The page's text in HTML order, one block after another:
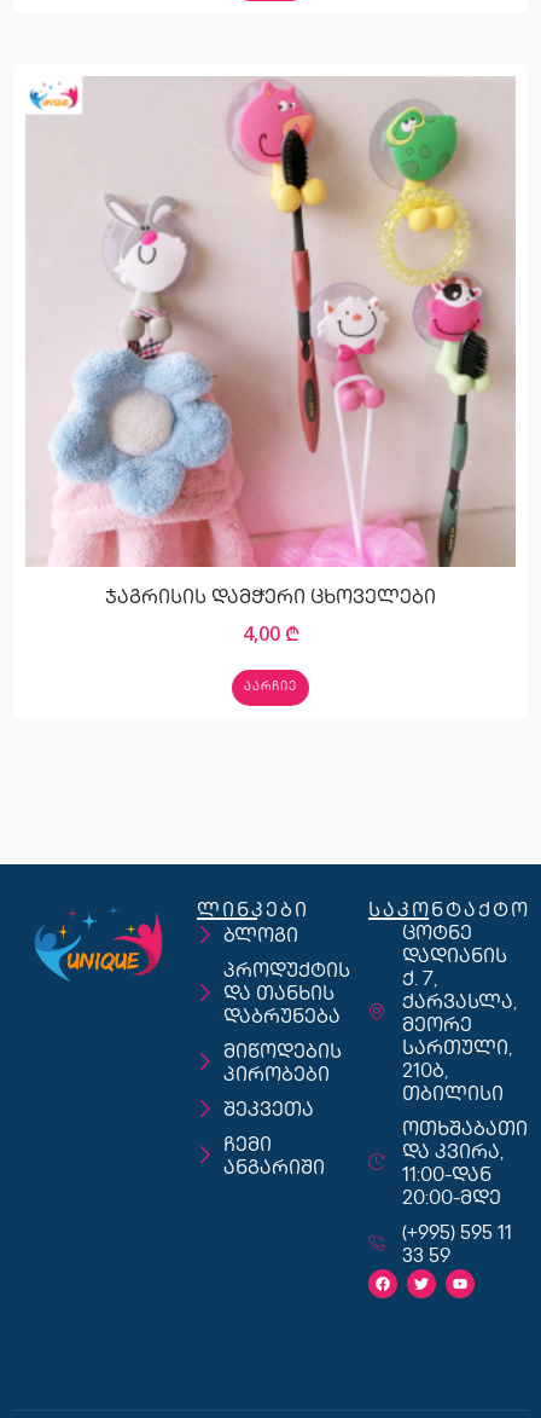
ჯაგრისის დამჭერი ცხოველები
4,00 ₾
ᲐᲐᲠᲩᲘᲔ
ლინკები
ბლოგი
პროდუქტის
და თანხის
დაბრუნება
მიწოდების
პირობები
შეკვეთა
ჩემი
ანგარიში
საკონტაქტო
ცოტნე
დადიანის
ქ. 7,
ქარვასლა,
მეორე
სართული,
210ბ,
თბილისი
ოთხშაბათი
და კვირა,
11:00-დან
20:00-მდე
(+995) 595 11
33 59